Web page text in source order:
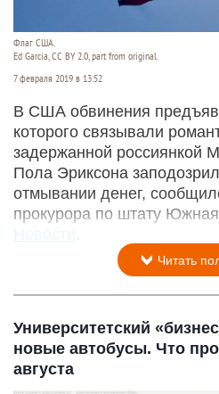
Флаг США.
Ed Garcia, CC BY 2.0, part from original.
7 февраля 2019 в 13:52
В США обвинения
которого связывали
задержанной россиянкой
Пола Эриксона
отмывании денег,
прокурора по штату
Новости
Читать
Университетский
новые автобусы. Что
августа